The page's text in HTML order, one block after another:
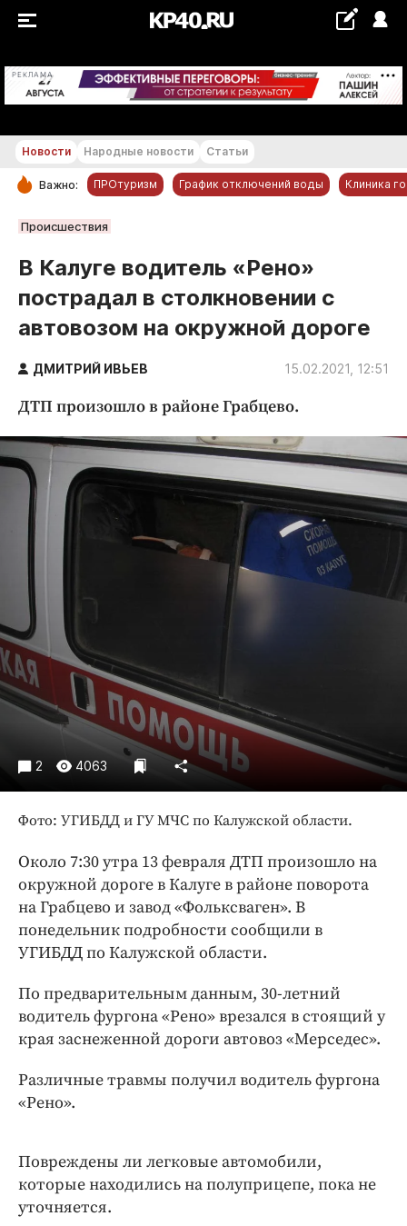
РЕКЛАМА +22...+23 °С
РУБРИКИ
Новости компаний
Статьи
Народные новости
Авто и транспорт
Криминал
Культура
Недвижимость и ЖКХ
Образование
Общество
Погода
Спорт
Экономика и бизнес
ПРОЕКТЫ
Блоги
Издания
Медиаперсона
Интересное чтиво
Бренд года
Работодатель года
Новости Народные новости Статьи
Важно: ПРОтуризм График отключений воды Клиника
Происшествия
В Калуге водитель «Рено»
пострадал в столкновении с
автовозом на окружной дороге
ДМИТРИЙ ИВЬЕВ 15.02.2021, 12:51
ДТП произошло в районе Грабцево.
2 4063
Фото: УГИБДД и ГУ МЧС по Калужской области.
Около 7:30 утра 13 февраля ДТП произошло на
окружной дороге в Калуге в районе поворота
на Грабцево и завод «Фольксваген». В
понедельник подробности сообщили в
УГИБДД по Калужской области.
По предварительным данным, 30-летний
водитель фургона «Рено» врезался в стоящий у
края заснеженной дороги автовоз «Мерседес».
Различные травмы получил водитель фургона
«Рено».
Повреждены ли легковые автомобили,
которые находились на полуприцепе, пока не
уточняется.